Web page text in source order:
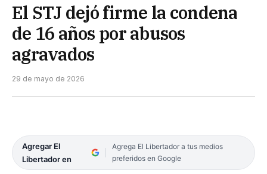
El STJ dejó firme la condena
de 16 años por abusos
agravados
29 de mayo de 2026
Agregar El
Libertador en
Agrega El Libertador a tus medios
preferidos en Google